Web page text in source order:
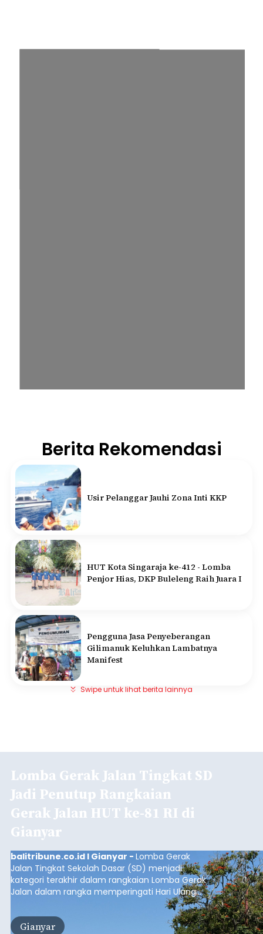
Berita Rekomendasi
Usir Pelanggar Jauhi Zona Inti KKP
HUT Kota Singaraja ke-412 - Lomba
Penjor Hias, DKP Buleleng Raih Juara I
Pengguna Jasa Penyeberangan
Gilimanuk Keluhkan Lambatnya
Manifest
Swipe untuk lihat berita lainnya
Lomba Gerak Jalan Tingkat SD
Jadi Penutup Rangkaian
Gerak Jalan HUT ke-81 RI di
Gianyar
balitribune.co.id I Gianyar - Lomba Gerak
Jalan Tingkat Sekolah Dasar (SD) menjadi
kategori terakhir dalam rangkaian Lomba Gerak
Jalan dalam rangka memperingati Hari Ulang
Tahun (HUT) ke-81 Kemerdekaan Republik
Indonesia Tahun 2026 di Kabupaten Gianyar.
Gianyar